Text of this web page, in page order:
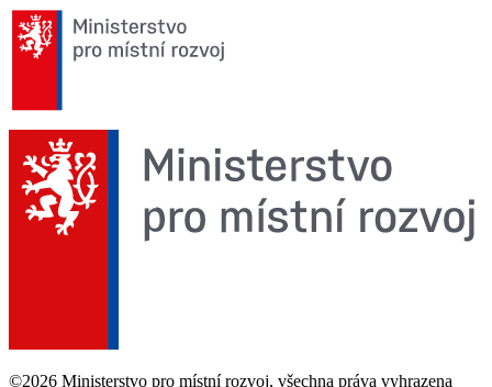
©2026 Ministerstvo pro místní rozvoj, všechna práva vyhrazena